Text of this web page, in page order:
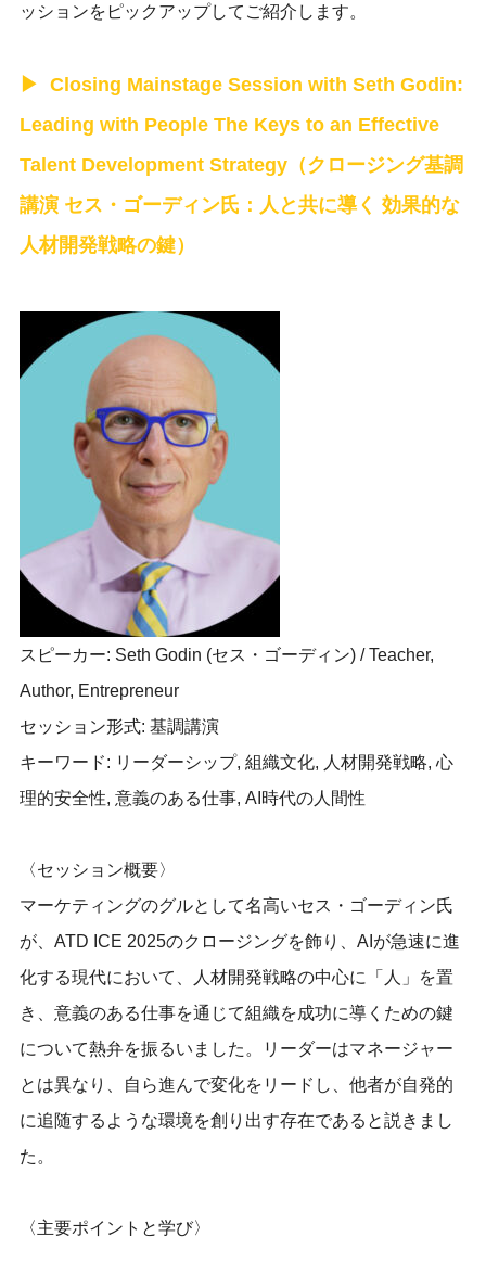
ッションをピックアップしてご紹介します。
Closing Mainstage Session with Seth Godin:
Leading with People The Keys to an Effective
Talent Development Strategy（クロージング基調
講演 セス・ゴーディン氏：人と共に導く 効果的な
人材開発戦略の鍵）
スピーカー: Seth Godin (セス・ゴーディン) / Teacher,
Author, Entrepreneur
セッション形式: 基調講演
キーワード: リーダーシップ, 組織文化, 人材開発戦略, 心
理的安全性, 意義のある仕事, AI時代の人間性
〈セッション概要〉
マーケティングのグルとして名高いセス・ゴーディン氏
が、ATD ICE 2025のクロージングを飾り、AIが急速に進
化する現代において、人材開発戦略の中心に「人」を置
き、意義のある仕事を通じて組織を成功に導くための鍵
について熱弁を振るいました。リーダーはマネージャー
とは異なり、自ら進んで変化をリードし、他者が自発的
に追随するような環境を創り出す存在であると説きまし
た。
〈主要ポイントと学び〉